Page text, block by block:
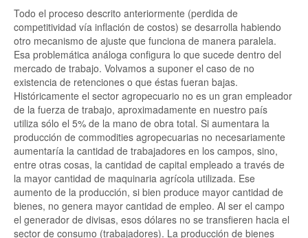
Todo el proceso descrito anteriormente (perdida de
competitividad vía inflación de costos) se desarrolla habiendo
otro mecanismo de ajuste que funciona de manera paralela.
Esa problemática análoga configura lo que sucede dentro del
mercado de trabajo. Volvamos a suponer el caso de no
existencia de retenciones o que éstas fueran bajas.
Históricamente el sector agropecuario no es un gran empleador
de la fuerza de trabajo, aproximadamente en nuestro país
utiliza sólo el 5% de la mano de obra total. Si aumentara la
producción de commodities agropecuarias no necesariamente
aumentaría la cantidad de trabajadores en los campos, sino,
entre otras cosas, la cantidad de capital empleado a través de
la mayor cantidad de maquinaria agrícola utilizada. Ese
aumento de la producción, si bien produce mayor cantidad de
bienes, no genera mayor cantidad de empleo. Al ser el campo
el generador de divisas, esos dólares no se transfieren hacia el
sector de consumo (trabajadores). La producción de bienes